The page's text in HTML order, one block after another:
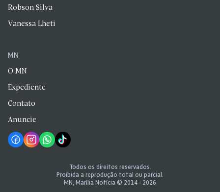
Robson Silva
Vanessa Lheti
MN
O MN
Expediente
Contato
Anuncie
Todos os direitos reservados.
Proibida a reprodução total ou parcial.
MN, Marília Notícia © 2014 - 2026